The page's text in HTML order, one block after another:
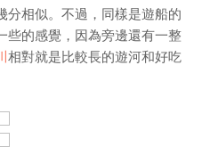
分相似。不過，同樣是遊船的
些的感覺，因為旁邊還有一整
相對就是比較長的遊河和好吃